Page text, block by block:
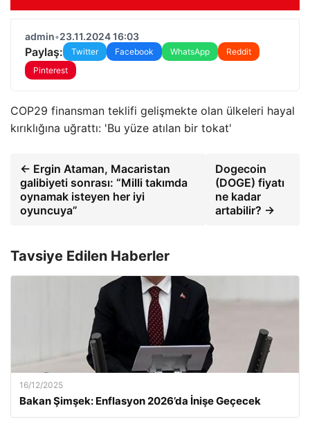
admin•23.11.2024 16:03
Paylaş: Twitter Facebook WhatsApp
Reddit
Pinterest
COP29 finansman teklifi gelişmekte olan ülkeleri hayal
kırıklığına uğrattı: 'Bu yüze atılan bir tokat'
← Ergin Ataman, Macaristan
galibiyeti sonrası: “Milli takımda
oynamak isteyen her iyi
oyuncuya”
Dogecoin
(DOGE) fiyatı
ne kadar
artabilir? →
Tavsiye Edilen Haberler
16/12/2025
Bakan Şimşek: Enflasyon 2026’da İnişe Geçecek